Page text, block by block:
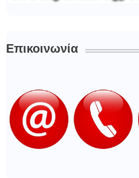
Επικοινωνία